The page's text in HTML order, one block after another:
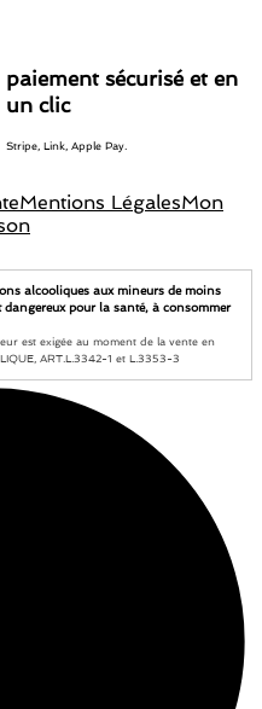
paiement sécurisé et en
un clic
Stripe, Link, Apple Pay.
Mentions LégalesMon
alcooliques aux mineurs de moins
dangereux pour la santé, à consommer
est exigée au moment de la vente en
ART.L.3342-1 et L.3353-3